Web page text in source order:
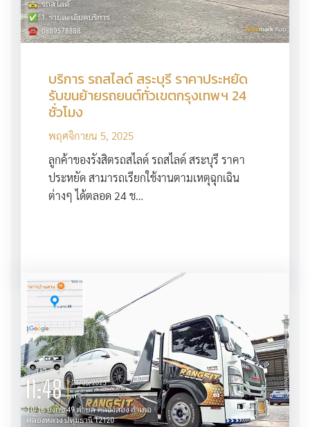
บริการ รถสไลด์ สระบุรี ราคาประหยัด
รับขนย้ายรถยนต์ทั่วเขตกรุงเทพฯ 24
ชั่วโมง
พฤศจิกายน 5, 2025
ลูกค้าของรังสิตรถสไลด์ รถสไลด์ สระบุรี ราคา
ประหยัด สามารถเรียกใช้งานตามเหตุฉุกเฉิน
ต่างๆ ได้ตลอด 24 ช…